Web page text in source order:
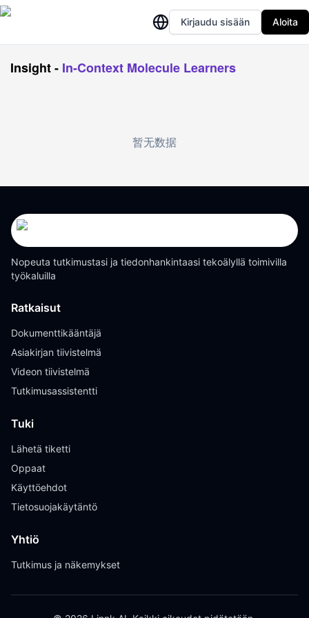
Kirjaudu sisään Aloita
Insight- In-Context Molecule Learners
暂无数据
Nopeuta tutkimustasi ja tiedonhankintaasi tekoälyllä toimivilla
työkaluilla
Ratkaisut
Dokumenttikääntäjä
Asiakirjan tiivistelmä
Videon tiivistelmä
Tutkimusassistentti
Tuki
Lähetä tiketti
Oppaat
Käyttöehdot
Tietosuojakäytäntö
Yhtiö
Tutkimus ja näkemykset